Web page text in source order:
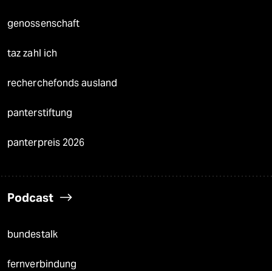
genossenschaft
taz zahl ich
recherchefonds ausland
panterstiftung
panterpreis 2026
Podcast
bundestalk
fernverbindung